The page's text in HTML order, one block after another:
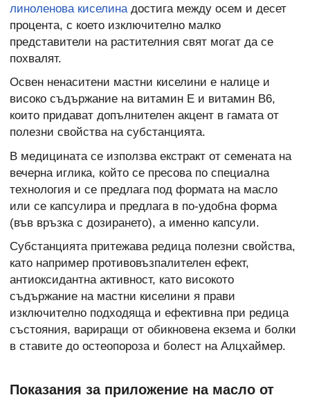
линоленова киселинадостига между осем и десет
процента, с което изключително малко
представители на растителния свят могат да се
похвалят.
Освен ненаситени мастни киселини е налице и
високо съдържание на витамин Е и витамин В6,
които придават допълнителен акцент в гамата от
полезни свойства на субстанцията.
В медицината се използва екстракт от семената на
вечерна иглика, който се пресова по специална
технология и се предлага под формата на масло
или се капсулира и предлага в по-удобна форма
(във връзка с дозирането), а именно капсули.
Субстанцията притежава редица полезни свойства,
като например противовъзпалителен ефект,
антиоксидантна активност, като високото
съдържание на мастни киселини я прави
изключително подходяща и ефективна при редица
състояния, вариращи от обикновена екзема и болки
в ставите до остеопороза и болест на Алцхаймер.
Показания за приложение на масло от